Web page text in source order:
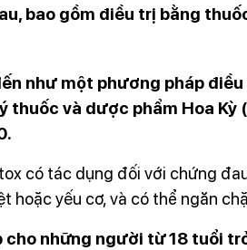
bao gồm điều trị bằng
như một phương pháp
thuốc và dược phẩm Hoa
có tác dụng đối với chứng
hoặc yếu cơ, và có thể
những người từ 18 tuổi